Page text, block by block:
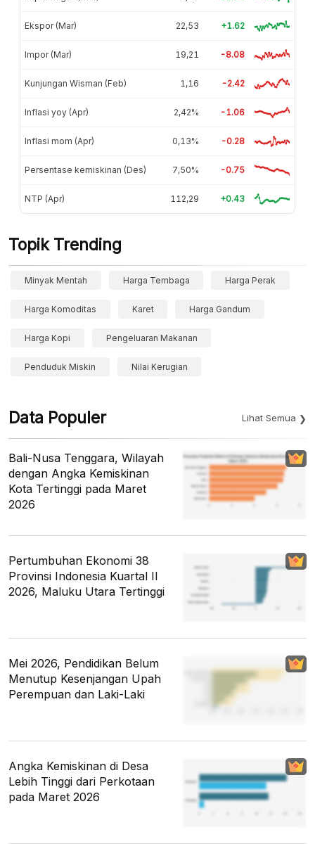
Ekspor (Mar) 22,53 +1.62
Impor (Mar) 19,21 -8.08
Kunjungan Wisman (Feb) 1,16 -2.42
Inflasi yoy (Apr) 2,42% -1.06
Inflasi mom (Apr) 0,13% -0.28
Persentase kemiskinan (Des) 7,50% -0.75
NTP (Apr) 112,29 +0.43
Topik Trending
Minyak Mentah Harga Tembaga Harga Perak
Harga Komoditas Karet Harga Gandum
Harga Kopi Pengeluaran Makanan
Penduduk Miskin Nilai Kerugian
Data Populer Lihat Semua
Bali-Nusa Tenggara, Wilayah
dengan Angka Kemiskinan
Kota Tertinggi pada Maret
2026
Pertumbuhan Ekonomi 38
Provinsi Indonesia Kuartal II
2026, Maluku Utara Tertinggi
Mei 2026, Pendidikan Belum
Menutup Kesenjangan Upah
Perempuan dan Laki-Laki
Angka Kemiskinan di Desa
Lebih Tinggi dari Perkotaan
pada Maret 2026